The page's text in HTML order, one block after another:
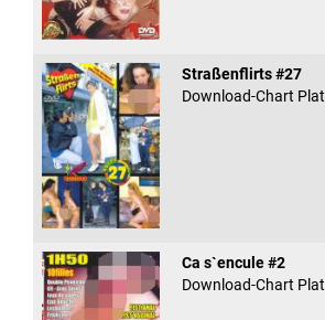
Straßenflirts #27
Download-Chart
Ca s`encule #2
Download-Chart